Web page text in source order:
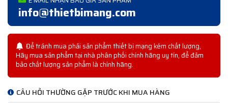
info@thietbimang.com
Để tránh mua phải sản phẩm thiết bị mạng kém chất lượng,
Hãy mua sản phẩm tại nhà phân phối chính hãng uy tín, để đảm
bảo chất lượng sản phẩm là chính hãng.
CÂU HỎI THƯỜNG GẶP TRƯỚC KHI MUA HÀNG